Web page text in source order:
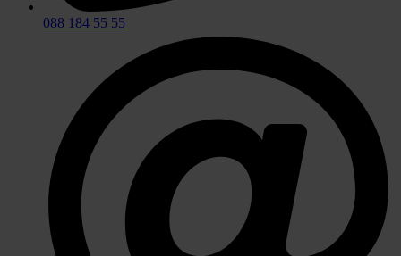
088 184 55 55